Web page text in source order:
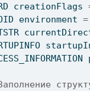
creationFlags
environment
=